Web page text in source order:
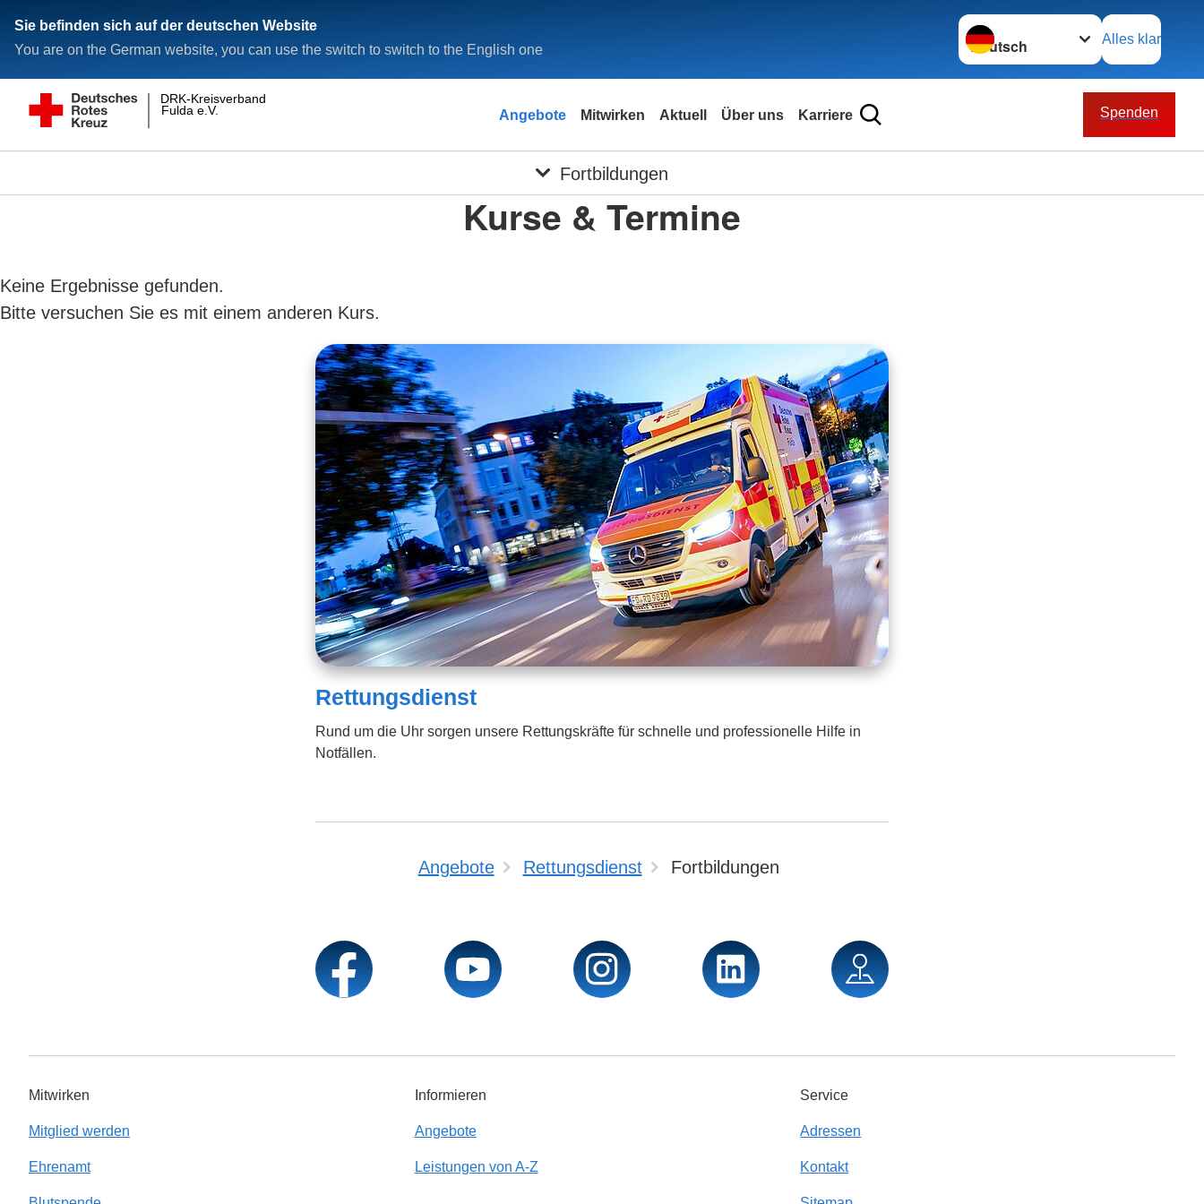
Sie befinden sich auf der deutschen Website
You are on the German website, you can use the switch to switch to the English one
Sprache wechseln zu
Alles klar
Fulda e.V.
DRK-Kreisverband
Angebote Mitwirken Aktuell Über uns Karriere Spenden
Fortbildungen
Kurse & Termine
Keine Ergebnisse gefunden.
Bitte versuchen Sie es mit einem anderen Kurs.
Rettungsdienst
Rund um die Uhr sorgen unsere Rettungskräfte für schnelle und professionelle Hilfe in
Notfällen.
Angebote Rettungsdienst Fortbildungen
Mitwirken
Mitglied werden
Ehrenamt
Informieren
Angebote
Leistungen von A-Z
Service
Adressen
Kontakt